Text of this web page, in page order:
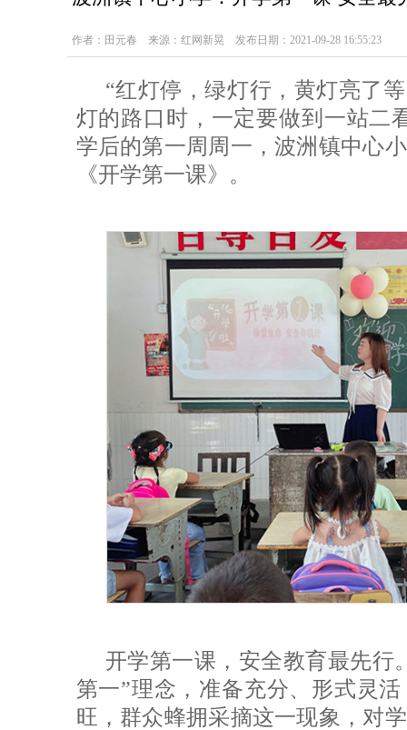
作者：田元春 来源：红网新晃 发布日期：2021-09-28 16:55:23
“红灯停，绿灯行，黄灯亮了
灯的路口时，一定要做到一站
学后的第一周周一，波洲镇中心
《开学第一课》。
开学第一课，安全教育最先行
第一”理念，准备充分、形式灵
旺，群众蜂拥采摘这一现象，对